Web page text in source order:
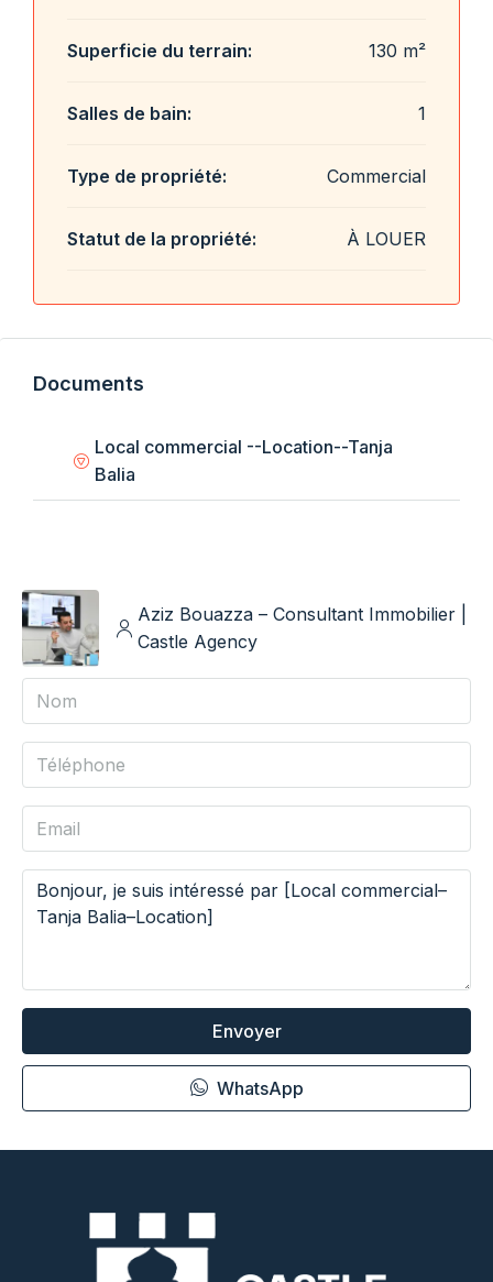
Superficie du terrain: 130 m²
Salles de bain: 1
Type de propriété: Commercial
Statut de la propriété: À LOUER
Documents
Local commercial --Location--Tanja
Balia
Aziz Bouazza – Consultant Immobilier |
Castle Agency
Envoyer
WhatsApp